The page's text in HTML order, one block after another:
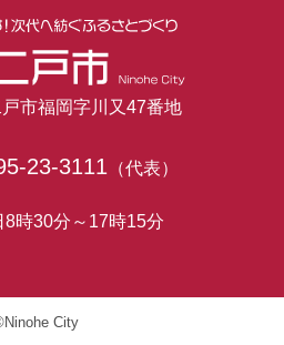
市福岡字川又47番地
23-3111 （代表）
8時30分～17時15分
City